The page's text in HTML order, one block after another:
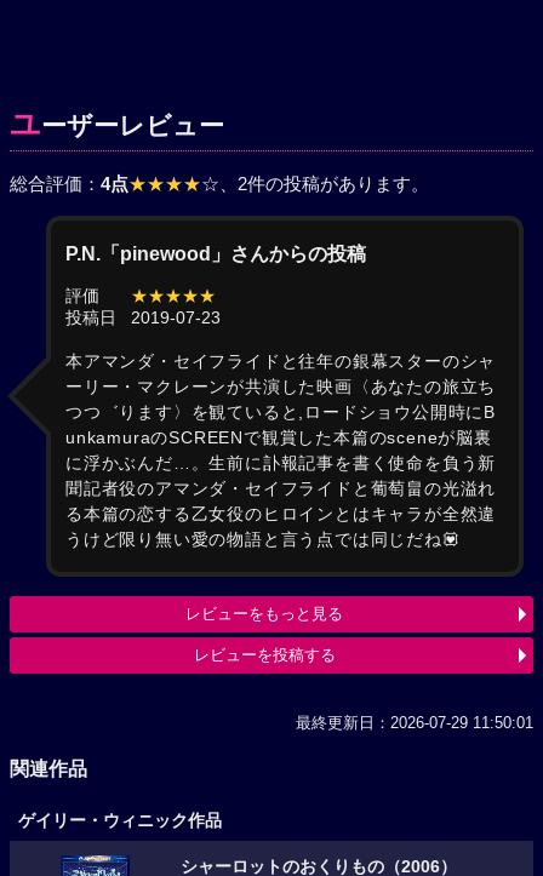
ユーザーレビュー
総合評価： 4点★★★★☆ 、2件の投稿があります。
P.N.「pinewood」さんからの投稿
評価
★★★★★
投稿日
2019-07-23
本アマンダ・セイフライドと往年の銀幕スターのシャ
ーリー・マクレーンが共演した映画〈あなたの旅立ち
つつ゛ります〉を観ていると,ロードショウ公開時にB
unkamuraのSCREENで観賞した本篇のsceneが脳裏
に浮かぶんだ…。生前に訃報記事を書く使命を負う新
聞記者役のアマンダ・セイフライドと葡萄畠の光溢れ
る本篇の恋する乙女役のヒロインとはキャラが全然違
うけど限り無い愛の物語と言う点では同じだね💟
レビューをもっと見る
レビューを投稿する
最終更新日：2026-07-29 11:50:01
関連作品
ゲイリー・ウィニック作品
シャーロットのおくりもの（2006）